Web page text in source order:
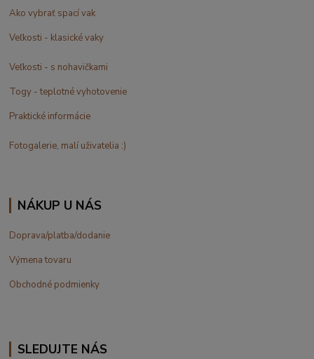
Ako vybrať spací vak
Veľkosti - klasické vaky
Veľkosti - s nohavičkami
Togy - teplotné vyhotovenie
Praktické informácie
Fotogalerie, malí uživatelia :)
NÁKUP U NÁS
Doprava/platba/dodanie
Výmena tovaru
Obchodné podmienky
SLEDUJTE NÁS